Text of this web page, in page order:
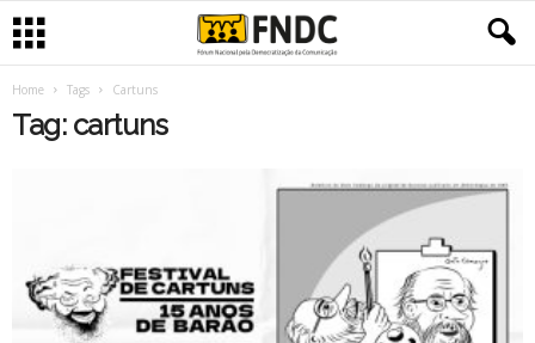
Home Tags Cartuns
Tag: cartuns